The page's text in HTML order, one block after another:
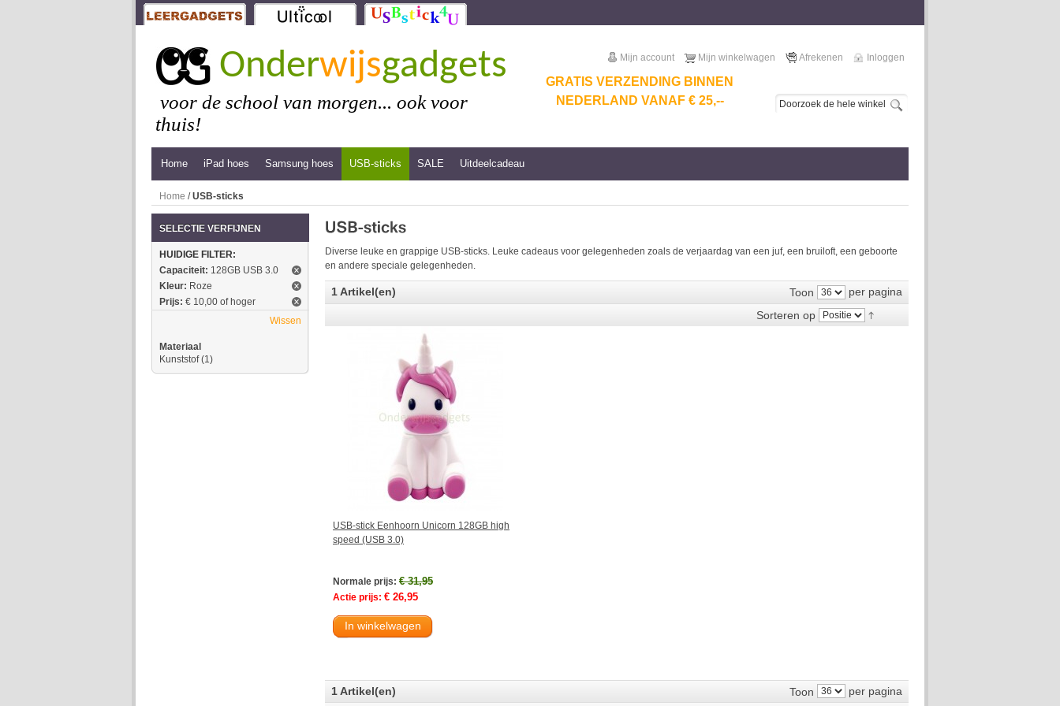
Onderwijsgadgets
voor de school van morgen... ook voor
thuis!
GRATIS VERZENDING BINNEN
NEDERLAND VANAF € 25,--
Mijn account Mijn winkelwagen Afrekenen Inloggen
Home iPad hoes Samsung hoes USB-sticks SALE Uitdeelcadeau
Home /USB-sticks
Diverse leuke en grappige USB-sticks. Leuke cadeaus voor gelegenheden zoals de verjaardag van een juf, een bruiloft, een geboorte
en andere speciale gelegenheden.
1 Artikel(en) Toon
per pagina
Sorteren op
USB-stick Eenhoorn Unicorn 128GB high
speed (USB 3.0)
Normale prijs: € 31,95
Actie prijs: € 26,95
In winkelwagen
1 Artikel(en) Toon per pagina
SELECTIE VERFIJNEN
HUIDIGE FILTER:
Capaciteit: 128GB USB 3.0
Kleur: Roze
Prijs: € 10,00 of hoger
Wissen
Materiaal
Kunststof(1)